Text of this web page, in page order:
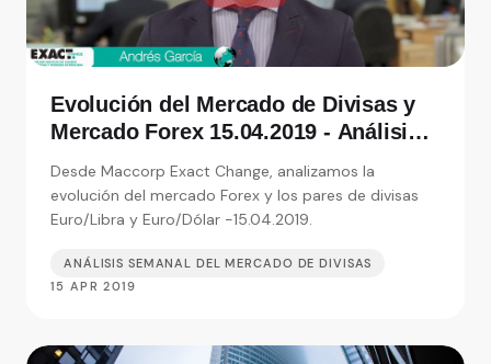
Evolución del Mercado de Divisas y
Mercado Forex 15.04.2019 - Análisis
de moneda
Desde Maccorp Exact Change, analizamos la
evolución del mercado Forex y los pares de divisas
Euro/Libra y Euro/Dólar -15.04.2019.
ANÁLISIS SEMANAL DEL MERCADO DE DIVISAS
15 APR 2019